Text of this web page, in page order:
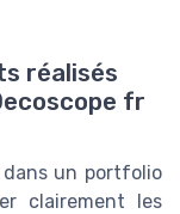
réalisés
fr
dans un portfolio
clairement les